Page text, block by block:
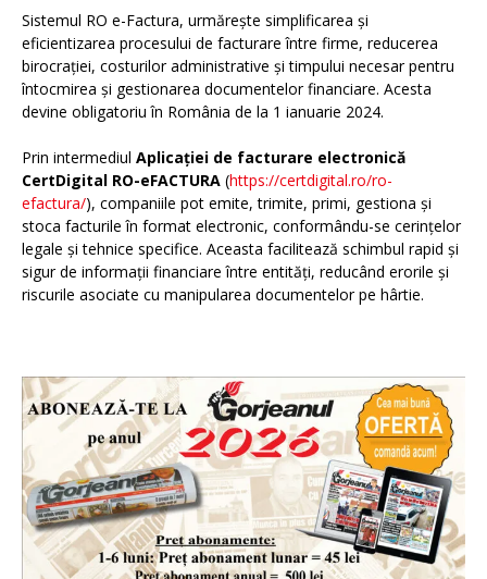
Sistemul RO e-Factura, urmărește simplificarea și
eficientizarea procesului de facturare între firme, reducerea
birocrației, costurilor administrative și timpului necesar pentru
întocmirea și gestionarea documentelor financiare. Acesta
devine obligatoriu în România de la 1 ianuarie 2024.
Prin intermediul Aplicației de facturare electronică
CertDigital RO-eFACTURA (https://certdigital.ro/ro-
efactura/), companiile pot emite, trimite, primi, gestiona și
stoca facturile în format electronic, conformându-se cerințelor
legale și tehnice specifice. Aceasta facilitează schimbul rapid și
sigur de informații financiare între entități, reducând erorile și
riscurile asociate cu manipularea documentelor pe hârtie.